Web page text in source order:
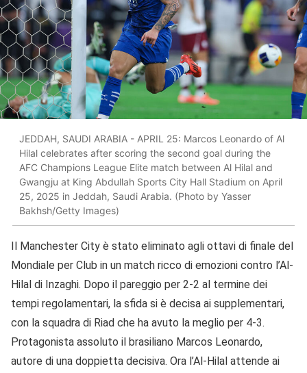
JEDDAH, SAUDI ARABIA - APRIL 25: Marcos Leonardo of Al
Hilal celebrates after scoring the second goal during the
AFC Champions League Elite match between Al Hilal and
Gwangju at King Abdullah Sports City Hall Stadium on April
25, 2025 in Jeddah, Saudi Arabia. (Photo by Yasser
Bakhsh/Getty Images)
Il Manchester City è stato eliminato agli ottavi di finale del
Mondiale per Club in un match ricco di emozioni contro l’Al-
Hilal di Inzaghi. Dopo il pareggio per 2-2 al termine dei
tempi regolamentari, la sfida si è decisa ai supplementari,
con la squadra di Riad che ha avuto la meglio per 4-3.
Protagonista assoluto il brasiliano Marcos Leonardo,
autore di una doppietta decisiva. Ora l’Al-Hilal attende ai